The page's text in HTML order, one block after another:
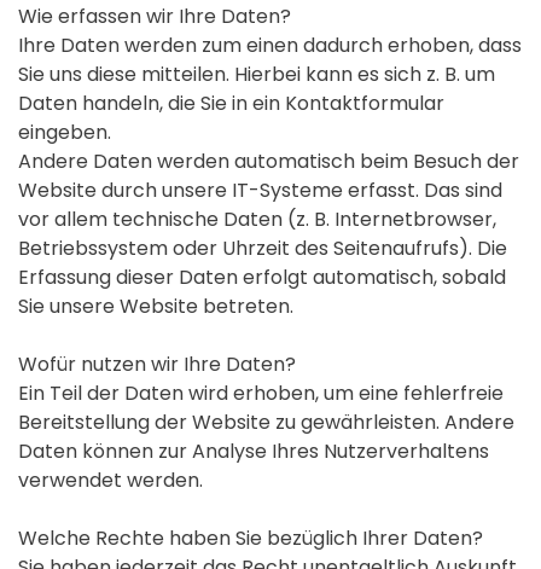
Wie erfassen wir Ihre Daten?
Ihre Daten werden zum einen dadurch erhoben, dass
Sie uns diese mitteilen. Hierbei kann es sich z. B. um
Daten handeln, die Sie in ein Kontaktformular
eingeben.
Andere Daten werden automatisch beim Besuch der
Website durch unsere IT-Systeme erfasst. Das sind
vor allem technische Daten (z. B. Internetbrowser,
Betriebssystem oder Uhrzeit des Seitenaufrufs). Die
Erfassung dieser Daten erfolgt automatisch, sobald
Sie unsere Website betreten.
Wofür nutzen wir Ihre Daten?
Ein Teil der Daten wird erhoben, um eine fehlerfreie
Bereitstellung der Website zu gewährleisten. Andere
Daten können zur Analyse Ihres Nutzerverhaltens
verwendet werden.
Welche Rechte haben Sie bezüglich Ihrer Daten?